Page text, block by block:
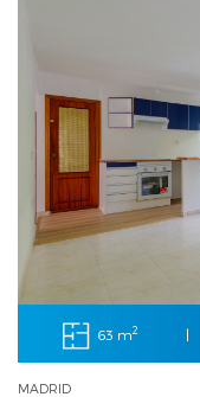
63 m2 |
MADRID